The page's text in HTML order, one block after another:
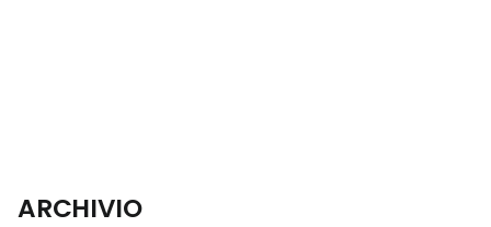
ARCHIVIO